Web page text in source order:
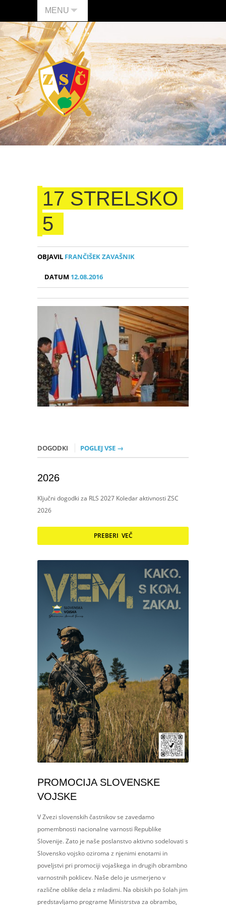
MENU
17 STRELSKO
5
OBJAVIL FRANČIŠEK ZAVAŠNIK
DATUM 12.08.2016
DOGODKI POGLEJ VSE →
2026
Ključni dogodki za RLS 2027 Koledar aktivnosti ZSC
2026
PREBERI VEČ
PROMOCIJA SLOVENSKE
VOJSKE
V Zvezi slovenskih častnikov se zavedamo
pomembnosti nacionalne varnosti Republike
Slovenije. Zato je naše poslanstvo aktivno sodelovati s
Slovensko vojsko oziroma z njenimi enotami in
poveljstvi pri promociji vojaškega in drugih obrambno
varnostnih poklicev. Naše delo je usmerjeno v
različne oblike dela z mladimi. Na obiskih po šolah jim
predstavljamo programe Ministrstva za obrambo,